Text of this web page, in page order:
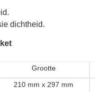
dichtheid.
Grootte
210 mm x 297 mm